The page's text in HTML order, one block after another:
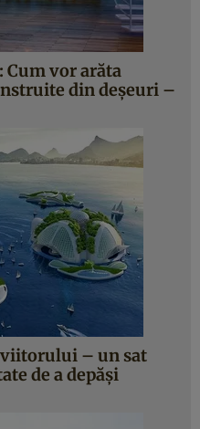
vor arăta
din deşeuri –
– un sat
de a depăşi